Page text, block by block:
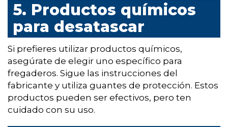
5. Productos químicos
para desatascar
Si prefieres utilizar productos químicos,
asegúrate de elegir uno específico para
fregaderos. Sigue las instrucciones del
fabricante y utiliza guantes de protección. Estos
productos pueden ser efectivos, pero ten
cuidado con su uso.